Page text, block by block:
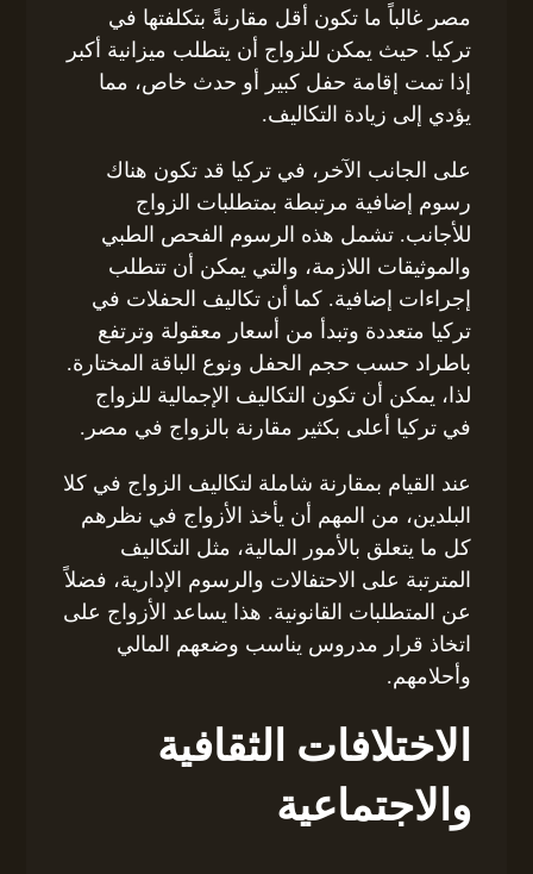
مصر غالباً ما تكون أقل مقارنةً بتكلفتها في
تركيا. حيث يمكن للزواج أن يتطلب ميزانية أكبر
إذا تمت إقامة حفل كبير أو حدث خاص، مما
يؤدي إلى زيادة التكاليف.
على الجانب الآخر، في تركيا قد تكون هناك
رسوم إضافية مرتبطة بمتطلبات الزواج
للأجانب. تشمل هذه الرسوم الفحص الطبي
والموثيقات اللازمة، والتي يمكن أن تتطلب
إجراءات إضافية. كما أن تكاليف الحفلات في
تركيا متعددة وتبدأ من أسعار معقولة وترتفع
باطراد حسب حجم الحفل ونوع الباقة المختارة.
لذا، يمكن أن تكون التكاليف الإجمالية للزواج
في تركيا أعلى بكثير مقارنة بالزواج في مصر.
عند القيام بمقارنة شاملة لتكاليف الزواج في كلا
البلدين، من المهم أن يأخذ الأزواج في نظرهم
كل ما يتعلق بالأمور المالية، مثل التكاليف
المترتبة على الاحتفالات والرسوم الإدارية، فضلاً
عن المتطلبات القانونية. هذا يساعد الأزواج على
اتخاذ قرار مدروس يناسب وضعهم المالي
وأحلامهم.
الاختلافات الثقافية
والاجتماعية